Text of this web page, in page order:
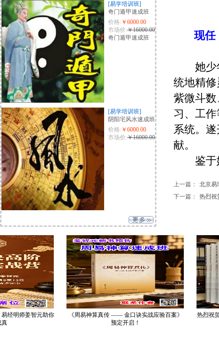
[易学培训班]
奇门遁甲速成班
价格: ￥6000.00
市场价:￥16000.00
奇门遁甲速成班
[易学培训班]
阴阳宅风水速成班
价格: ￥6000.00
市场价:￥16000.00
现任
她少年
统地精
紫微斗
习、工
系统。
献。
鉴于她
上一篇：
北京易
下一篇：
热烈祝
明师姜智元助你
《周易神算真传 —— 金口诀实战应验百案》
预定开启！
热烈祝贺